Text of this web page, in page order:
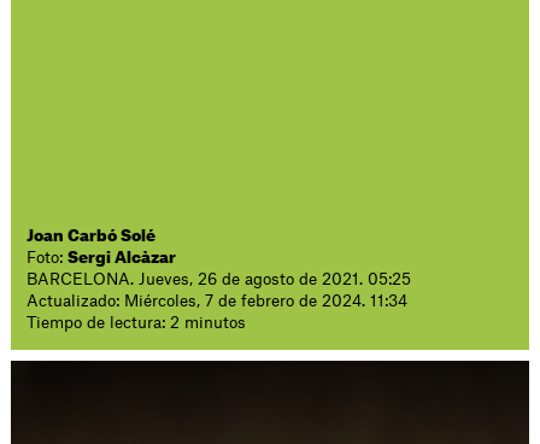
Joan Carbó Solé
Foto:Sergi Alcàzar
BARCELONA. Jueves, 26 de agosto de 2021. 05:25
Actualizado: Miércoles, 7 de febrero de 2024. 11:34
Tiempo de lectura: 2 minutos